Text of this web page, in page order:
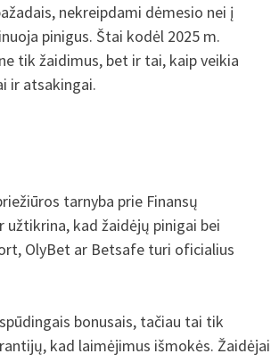
nekreipdami dėmesio nei į
pinigus. Štai kodėl 2025 m.
tik žaidimus, bet ir tai, kaip veikia
ir atsakingai.
tarnyba prie Finansų
kad žaidėjų pinigai bei
OlyBet ar Betsafe turi oficialius
bonusais, tačiau tai tik
kad laimėjimus išmokės. Žaidėjai